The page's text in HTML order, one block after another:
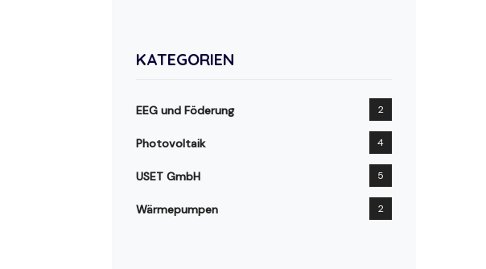
KATEGORIEN
EEG und Föderung 2
Photovoltaik 4
USET GmbH 5
Wärmepumpen 2